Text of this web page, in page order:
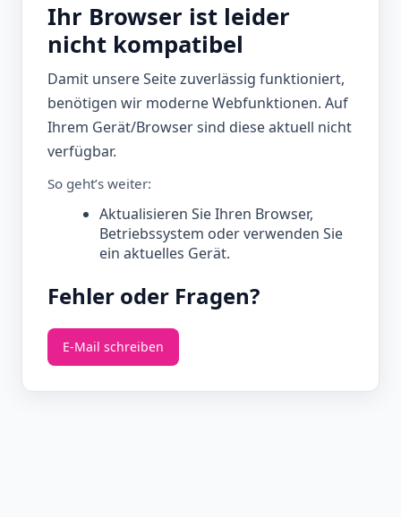
Ihr Browser ist leider
nicht kompatibel
Damit unsere Seite zuverlässig funktioniert,
benötigen wir moderne Webfunktionen. Auf
Ihrem Gerät/Browser sind diese aktuell nicht
verfügbar.
So geht’s weiter:
Aktualisieren Sie Ihren Browser,
Betriebssystem oder verwenden Sie
ein aktuelles Gerät.
Fehler oder Fragen?
E‑Mail schreiben